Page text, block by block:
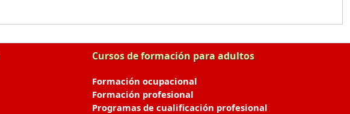
Cursos de formación para adultos
Formación ocupacional
Formación profesional
Programas de cualificación profesional